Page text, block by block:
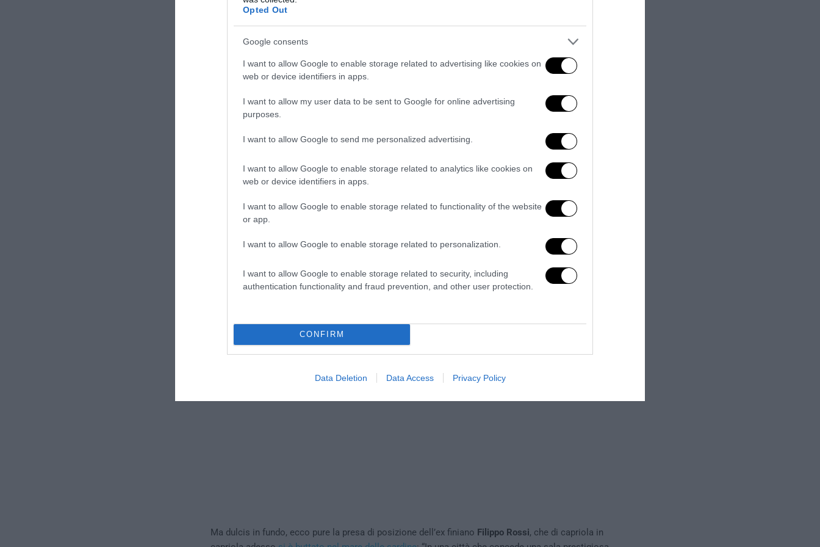
Opted Out
Google consents
I want to allow Google to enable storage related to advertising like cookies on
web or device identifiers in apps.
I want to allow my user data to be sent to Google for online advertising
purposes.
I want to allow Google to send me personalized advertising.
I want to allow Google to enable storage related to analytics like cookies on
web or device identifiers in apps.
I want to allow Google to enable storage related to functionality of the website
or app.
I want to allow Google to enable storage related to personalization.
I want to allow Google to enable storage related to security, including
authentication functionality and fraud prevention, and other user protection.
CONFIRM
Data Deletion Data Access Privacy Policy
La democrazia secondo l’Anpi
L’Anpi, nel chiedere di consueto che vengano negati spazi a CasaPound, riesce a tirar fuori un
che le forze dell’ordine vigilino sul rispetto di ogni regola
della civile e democratica convivenza, a partire dall’applicazione delle norme che colpiscono i
reati di apologia del fascismo, di istigazione all’odio razziale, di minaccia all’ordine pubblico e al
sinistra. E’ quasi superfluo far notare loro, per l’ennesima volta, che la “democratica convivenza”
da loro invocata si basa in realtà sulla libertà di espressione per tutti, non soltanto per loro.
Ma dulcis in fundo, ecco pure la presa di posizione dell’ex finiano Filippo Rossi, che di capriola in